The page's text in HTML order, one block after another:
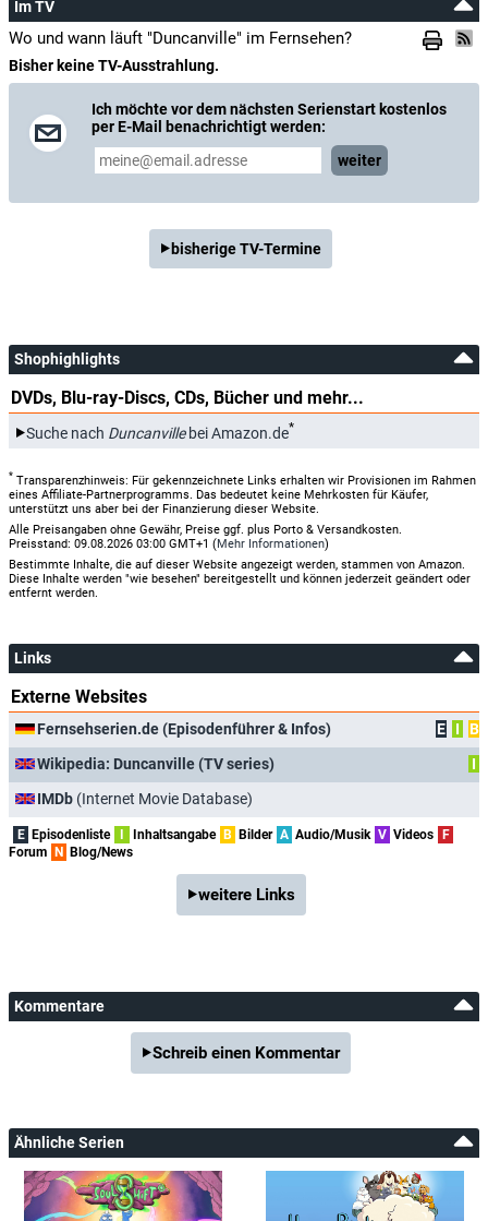
Im TV
Wo und wann läuft "Duncanville" im Fernsehen?
Bisher keine TV-Ausstrahlung.
Ich möchte vor dem nächsten Serienstart kostenlos
per E-Mail benachrichtigt werden:
weiter
bisherige TV-Termine
Shophighlights
DVDs, Blu-ray-Discs, CDs, Bücher und mehr...
Suche nach Duncanvillebei Amazon.de*
* Transparenzhinweis: Für gekennzeichnete Links erhalten wir Provisionen im Rahmen
eines Affiliate-Partnerprogramms. Das bedeutet keine Mehrkosten für Käufer,
unterstützt uns aber bei der Finanzierung dieser Website.
Alle Preisangaben ohne Gewähr, Preise ggf. plus Porto & Versandkosten.
Preisstand: 09.08.2026 03:00 GMT+1 (Mehr Informationen)
Bestimmte Inhalte, die auf dieser Website angezeigt werden, stammen von Amazon.
Diese Inhalte werden "wie besehen" bereitgestellt und können jederzeit geändert oder
entfernt werden.
Links
Externe Websites
Fernsehserien.de (Episodenführer & Infos) E I
B
Wikipedia: Duncanville (TV series)
I
IMDb (Internet Movie Database)
E Episodenliste I Inhaltsangabe B Bilder A Audio/Musik V Videos F
Forum N Blog/News
weitere Links
Kommentare
Schreib einen Kommentar
Ähnliche Serien